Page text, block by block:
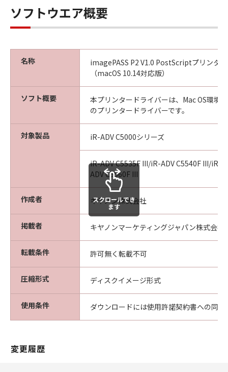
ソフトウエア概要
名称
imagePASS P2 V1.0 PostScriptプリンタ
（macOS 10.14対応版）
ソフト概要
本プリンタードライバーは、Mac OS環境
のプリンタードライバーです。
対象製品 iR-ADV C5000シリーズ
iR-ADV C5535F III/iR-ADV C5540F III/iR-
ADV C5560F III
作成者 キヤノン株式会社
掲載者 キヤノンマーケティングジャパン株式会社
転載条件 許可無く転載不可
圧縮形式 ディスクイメージ形式
使用条件 ダウンロードには使用許諾契約書への同意
スクロールでき
ます
変更履歴